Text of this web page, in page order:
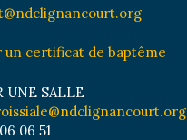
un certificat de baptême
UNE SALLE
06 51